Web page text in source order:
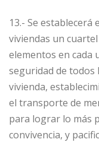
13.- Se establecerá
viviendas un
elementos en cada
seguridad de todos
vivienda,
el transporte de
para lograr lo más
convivencia, y